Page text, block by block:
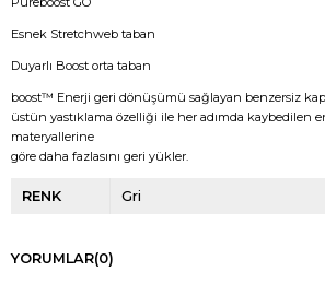
Esnek Stretchweb taban
Duyarlı Boost orta taban
boost™ Enerji geri dönüşümü sağlayan benzersiz
üstün yastıklama özelliği ile her adımda kaybedilen
materyallerine
göre daha fazlasını geri yükler.
RENK Gri
YORUMLAR(0)